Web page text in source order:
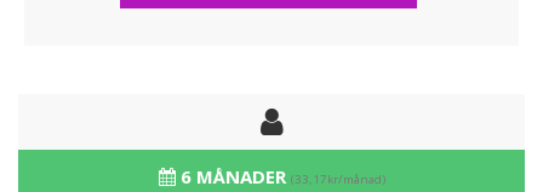
6 MÅNADER (33,17kr/månad)